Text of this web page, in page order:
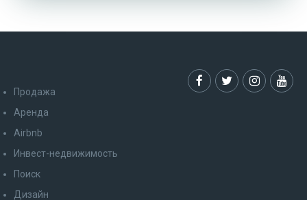
Продажа
Аренда
Airbnb
Инвест-недвижимость
Поиск
Дизайн